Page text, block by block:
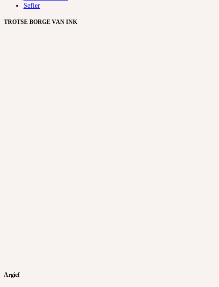
Sefier
TROTSE BORGE VAN INK
Argief